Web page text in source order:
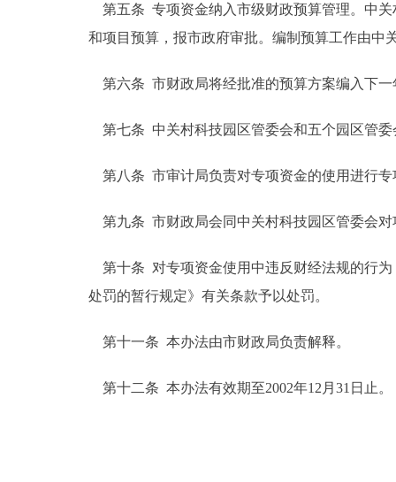
绿色北京
第五条 专项资金纳入市级财政预算管理。中关
和项目预算，报市政府审批。编制预算工作由中
第六条 市财政局将经批准的预算方案编入下
第七条 中关村科技园区管委会和五个园区管
第八条 市审计局负责对专项资金的使用进行专
第九条 市财政局会同中关村科技园区管委会
第十条 对专项资金使用中违反财经法规的行为
处罚的暂行规定》有关条款予以处罚。
第十一条 本办法由市财政局负责解释。
第十二条 本办法有效期至2002年12月31日止。